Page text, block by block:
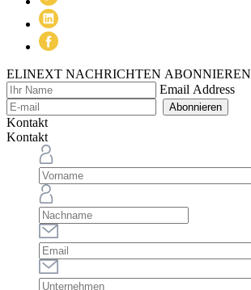
ELINEXT NACHRICHTEN ABONNIEREN
Email Address
Abonnieren
Kontakt
Kontakt